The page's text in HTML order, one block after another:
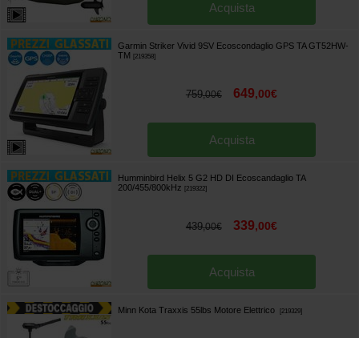
Acquista
Garmin Striker Vivid 9SV Ecoscondaglio GPS TA GT52HW-
TM
219358]
759,00€ 649,00€
Acquista
Humminbird Helix 5 G2 HD DI Ecoscandaglio TA
200/455/800kHz
219322]
439,00€ 339,00€
Acquista
Minn Kota Traxxis 55lbs Motore Elettrico 219329]